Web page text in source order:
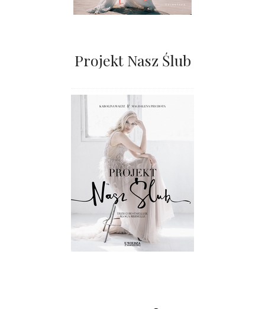
Projekt Nasz Ślub